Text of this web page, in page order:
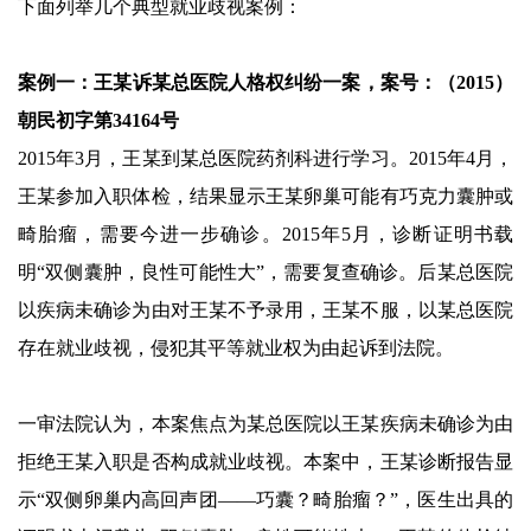
下面列举几个典型就业歧视案例：
案例一： 王某诉某总医院人格权纠纷一案，案号：（2015）
朝民初字第34164号
2015年3月，王某到某总医院药剂科进行学习。2015年4月，
王某参加入职体检，结果显示王某卵巢可能有巧克力囊肿或
畸胎瘤，需要今进一步确诊。2015年5月，诊断证明书载
明“双侧囊肿，良性可能性大”，需要复查确诊。后某总医院
以疾病未确诊为由对王某不予录用，王某不服，以某总医院
存在就业歧视，侵犯其平等就业权为由起诉到法院。
一审法院认为，本案焦点为某总医院以王某疾病未确诊为由
拒绝王某入职是否构成就业歧视。本案中，王某诊断报告显
示“双侧卵巢内高回声团——巧囊？畸胎瘤？”，医生出具的